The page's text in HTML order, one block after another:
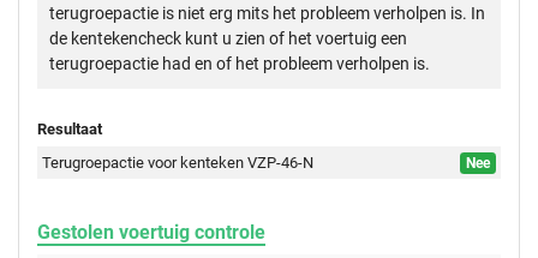
terugroepactie is niet erg mits het probleem verholpen is. In
de kentekencheck kunt u zien of het voertuig een
terugroepactie had en of het probleem verholpen is.
Resultaat
Terugroepactie voor kenteken VZP-46-N
Nee
Gestolen voertuig controle